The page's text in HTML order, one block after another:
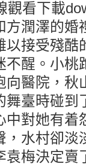
觀看下載
方潤澤的婚
以接受殘酷
不醒。小桃
醫院，秋
舞臺時碰到
中對她有着
水村卻淡
袁梅決定賣